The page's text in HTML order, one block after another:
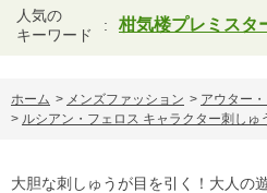
人気の
キーワード
柑気楼プレミスタ
ホーム > メンズファッション > アウター
> ルシアン・フェロス キャラクター刺しゅ
大胆な刺しゅうが目を引く！大人の